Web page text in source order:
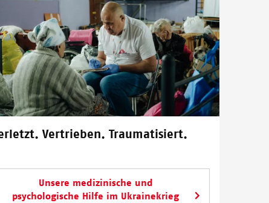
Vertrieben. Traumatisiert.
Unsere medizinische und
psychologische Hilfe im Ukrainekrieg